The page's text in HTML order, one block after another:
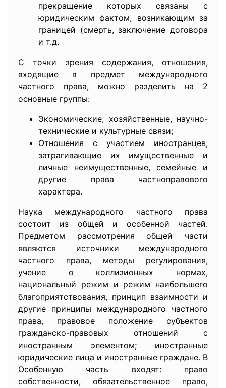
прекращение которых связаны с
юридическим фактом, возникающим за
границей (смерть, заключение договора
и т.д.
С точки зрения содержания, отношения,
входящие в предмет международного
частного права, можно разделить на 2
основные группы:
Экономические, хозяйственные, научно-
технические и культурные связи;
Отношения с участием иностранцев,
затрагивающие их имущественные и
личные неимущественные, семейные и
другие права частноправового
характера.
Наука международного частного права
состоит из общей и особенной частей.
Предметом рассмотрения общей части
являются источники международного
частного права, методы регулирования,
учение о коллизионных нормах,
национальный режим и режим наибольшего
благоприятствования, принцип взаимности и
другие принципы международного частного
права, правовое положение субъектов
гражданско-правовых отношений с
иностранным элементом; иностранные
юридические лица и иностранные граждане. В
Особенную часть входят: право
собственности, обязательственное право,